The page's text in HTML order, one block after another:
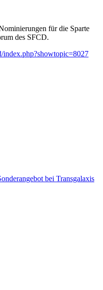
für die Sparte
des SFCD.
bei Transgalaxis